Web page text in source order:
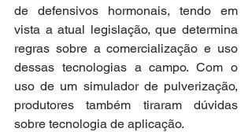
de defensivos hormonais, tendo em
vista a atual legislação, que determina
regras sobre a comercialização e uso
dessas tecnologias a campo. Com o
uso de um simulador de pulverização,
produtores também tiraram dúvidas
sobre tecnologia de aplicação.